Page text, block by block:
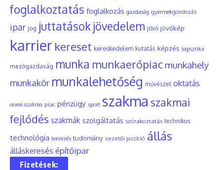
foglalkoztatás foglalkozás gazdaság gyermekgondozás
ipar jog juttatások jövedelem jövő jövőkép
karrier kereset kereskedelem kutatás képzés logisztika
mezőgazdaság munka munkaerőpiac munkahely
munkakör munkalehetőség művészet oktatás
orvosi szakma piac pénzügy sport szakma szakmai
fejlődés szakmák szolgáltatás szórakoztatás technikus
technológia tervezés tudomány vezetői pozíció állás
álláskeresés építőipar
Fizetések: